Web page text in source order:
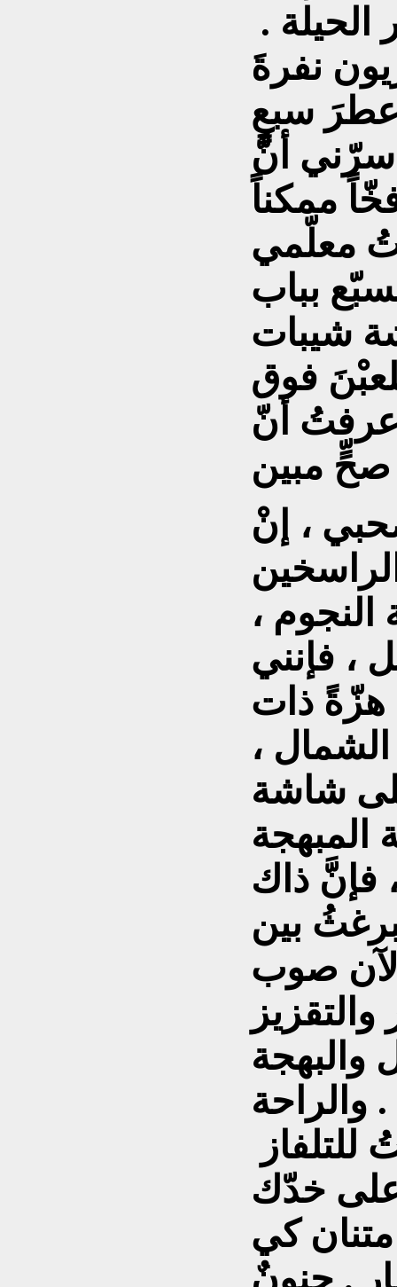
الحيلة .
نفرةَ
سبعٍ
أنَّ
ممكناً
معلّمي
بباب
شيبات
فوق
عرفتُ أنّ
، إنْ
النجوم ،
، فإنني
هزّةً ذات
،
شاشة
المبهجة
فإنَّ ذاك
بين
صوب
والبهجة
والراحة .
على خدّك
كي
. جنونٌ